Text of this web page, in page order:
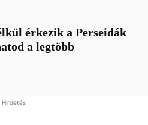
érkezik a Perseidák
a legtöbb
Hirdetés